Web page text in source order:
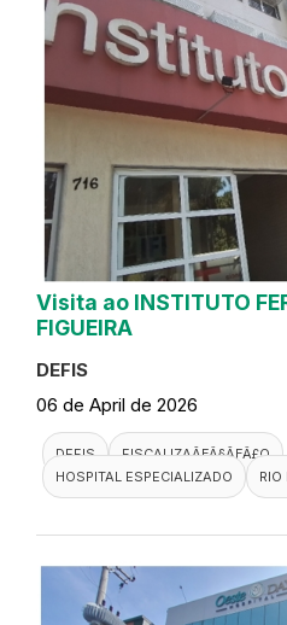
Visita ao INSTITUTO
FIGUEIRA
DEFIS
06 de April de 2026
DEFIS
FISCALIZAÃƑÂ§ÃƑÂ£O
HOSPITAL ESPECIALIZADO
RIO